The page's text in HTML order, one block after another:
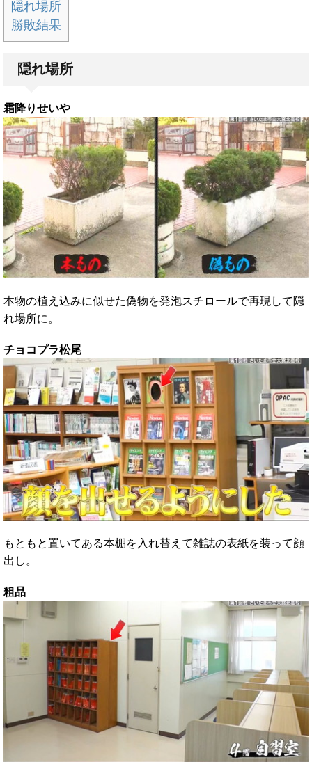
隠れ場所
勝敗結果
隠れ場所
霜降りせいや
本物の植え込みに似せた偽物を発泡スチロールで再現して隠
れ場所に。
チョコプラ松尾
もともと置いてある本棚を入れ替えて雑誌の表紙を装って顔
出し。
粗品